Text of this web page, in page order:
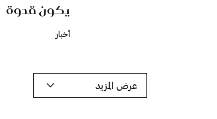
يكون قدوة
أخبار
عرض المزيد